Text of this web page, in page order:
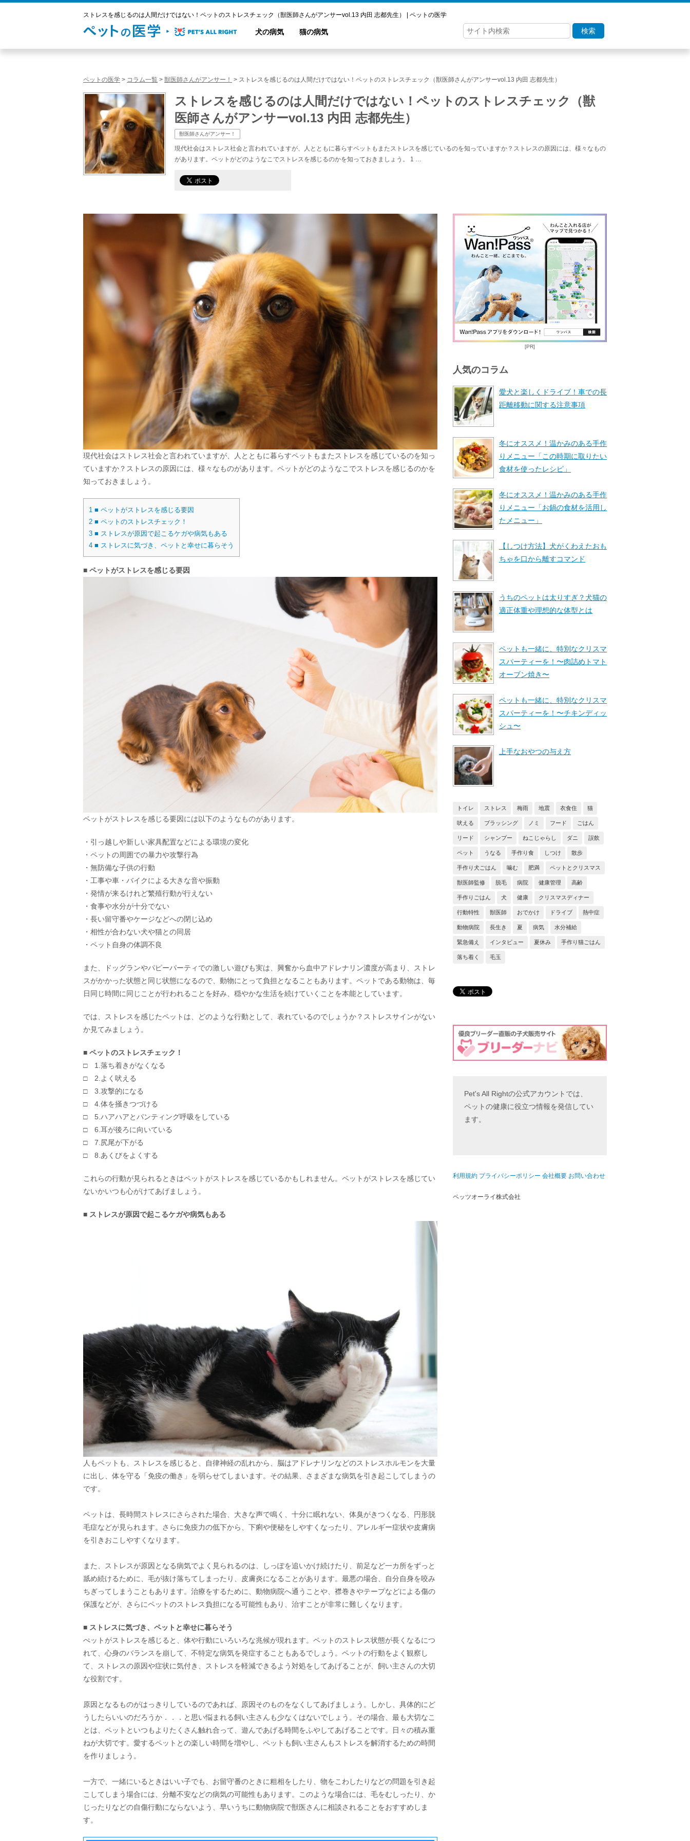
ストレスを感じるのは人間だけではない！ペットのストレスチェック（獣医師さんがアンサーvol.13 内田 志都先生） | ペットの医学
犬の病気 猫の病気 検索
ペットの医学 > コラム一覧 > 獣医師さんがアンサー！ > ストレスを感じるのは人間だけではない！ペットのストレスチェック（獣医師さんがアンサーvol.13 内田 志都先生）
ストレスを感じるのは人間だけではない！ペットのストレスチェック（獣
医師さんがアンサーvol.13 内田 志都先生）
獣医師さんがアンサー！
現代社会はストレス社会と言われていますが、人とともに暮らすペットもまたストレスを感じているのを知っていますか？ストレスの原因には、様々なもの
があります。ペットがどのようなこでストレスを感じるのかを知っておきましょう。 1 …
現代社会はストレス社会と言われていますが、人とともに暮らすペットもまたストレスを感じているのを知っ
ていますか？ストレスの原因には、様々なものがあります。ペットがどのようなこでストレスを感じるのかを
知っておきましょう。
1 ■ ペットがストレスを感じる要因
2 ■ ペットのストレスチェック！
3 ■ ストレスが原因で起こるケガや病気もある
4 ■ ストレスに気づき、ペットと幸せに暮らそう
■ ペットがストレスを感じる要因
ペットがストレスを感じる要因には以下のようなものがあります。
・引っ越しや新しい家具配置などによる環境の変化
・ペットの周囲での暴力や攻撃行為
・無防備な子供の行動
・工事や車・バイクによる大きな音や振動
・発情が来るけれど繁殖行動が行えない
・食事や水分が十分でない
・長い留守番やケージなどへの閉じ込め
・相性が合わない犬や猫との同居
・ペット自身の体調不良
また、ドッグランやパピーパーティでの激しい遊びも実は、興奮から血中アドレナリン濃度が高まり、ストレ
スがかかった状態と同じ状態になるので、動物にとって負担となることもあります。ペットである動物は、毎
日同じ時間に同じことが行われることを好み、穏やかな生活を続けていくことを本能としています。
では、ストレスを感じたペットは、どのような行動として、表れているのでしょうか？ストレスサインがない
か見てみましょう。
■ ペットのストレスチェック！
□ 1.落ち着きがなくなる
□ 2.よく吠える
□ 3.攻撃的になる
□ 4.体を掻きつづける
□ 5.ハアハアとパンティング呼吸をしている
□ 6.耳が後ろに向いている
□ 7.尻尾が下がる
□ 8.あくびをよくする
これらの行動が見られるときはペットがストレスを感じているかもしれません。ペットがストレスを感じてい
ないかいつも心がけてあげましょう。
■ ストレスが原因で起こるケガや病気もある
人もペットも、ストレスを感じると、自律神経の乱れから、脳はアドレナリンなどのストレスホルモンを大量
に出し、体を守る「免疫の働き」を弱らせてしまいます。その結果、さまざまな病気を引き起こしてしまうの
です。
ペットは、長時間ストレスにさらされた場合、大きな声で鳴く、十分に眠れない、体臭がきつくなる、円形脱
毛症などが見られます。さらに免疫力の低下から、下痢や便秘をしやすくなったり、アレルギー症状や皮膚病
を引きおこしやすくなります。
また、ストレスが原因となる病気でよく見られるのは、しっぽを追いかけ続けたり、前足など一カ所をずっと
舐め続けるために、毛が抜け落ちてしまったり、皮膚炎になることがあります。最悪の場合、自分自身を咬み
ちぎってしまうこともあります。治療をするために、動物病院へ通うことや、襟巻きやテープなどによる傷の
保護などが、さらにペットのストレス負担になる可能性もあり、治すことが非常に難しくなります。
■ ストレスに気づき、ペットと幸せに暮らそう
ぺットがストレスを感じると、体や行動にいろいろな兆候が現れます。ペットのストレス状態が長くなるにつ
れて、心身のバランスを崩して、不特定な病気を発症することもあるでしょう。ペットの行動をよく観察し
て、ストレスの原因や症状に気付き、ストレスを軽減できるよう対処をしてあげることが、飼い主さんの大切
な役割です。
原因となるものがはっきりしているのであれば、原因そのものをなくしてあげましょう。しかし、具体的にど
うしたらいいのだろうか．．．と思い悩まれる飼い主さんも少なくはないでしょう。その場合、最も大切なこ
とは、ペットといつもよりたくさん触れ合って、遊んであげる時間をふやしてあげることです。日々の積み重
ねが大切です。愛するペットとの楽しい時間を増やし、ペットも飼い主さんもストレスを解消するための時間
を作りましょう。
一方で、一緒にいるときはいい子でも、お留守番のときに粗相をしたり、物をこわしたりなどの問題を引き起
こしてしまう場合には、分離不安などの病気の可能性もあります。このような場合には、毛をむしったり、か
じったりなどの自傷行動にならないよう、早いうちに動物病院で獣医さんに相談されることをおすすめしま
す。
[PR]
人気のコラム
愛犬と楽しくドライブ！車での長
距離移動に関する注意事項
冬にオススメ！温かみのある手作
りメニュー「この時期に取りたい
食材を使ったレシピ」
冬にオススメ！温かみのある手作
りメニュー「お鍋の食材を活用し
たメニュー」
【しつけ方法】犬がくわえたおも
ちゃを口から離すコマンド
うちのペットは太りすぎ？犬猫の
適正体重や理想的な体型とは
ペットも一緒に、特別なクリスマ
スパーティーを！〜肉詰めトマト
オーブン焼き〜
ペットも一緒に、特別なクリスマ
スパーティーを！〜チキンディッ
シュ〜
上手なおやつの与え方
トイレ ストレス 梅雨 地震 衣食住 猫
吠える ブラッシング ノミ フード ごはん
リード シャンプー ねこじゃらし ダニ 誤飲
ペット うなる 手作り食 しつけ 散歩
手作り犬ごはん 噛む 肥満 ペットとクリスマス
獣医師監修 脱毛 病院 健康管理 高齢
手作りごはん 犬 健康 クリスマスディナー
行動特性 獣医師 おでかけ ドライブ 熱中症
動物病院 長生き 夏 病気 水分補給
緊急備え インタビュー 夏休み 手作り猫ごはん
落ち着く 毛玉
Pet's All Rightの公式アカウントでは、
ペットの健康に役立つ情報を発信してい
ます。
利用規約 プライバシーポリシー 会社概要 お問い合わせ
ペッツオーライ株式会社